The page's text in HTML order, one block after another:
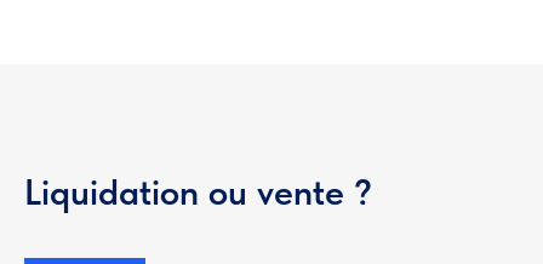
Liquidation ou vente ?